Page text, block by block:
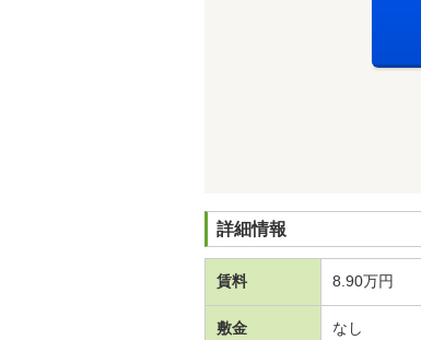
詳細情報
賃料 8.90万円
敷金 なし